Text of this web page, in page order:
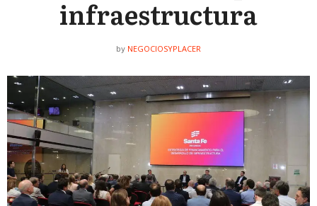
infraestructura
by NEGOCIOSYPLACER